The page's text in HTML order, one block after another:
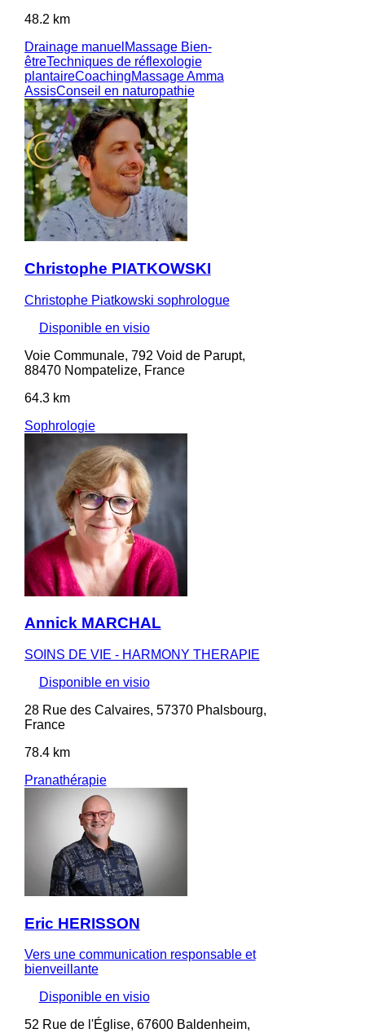
48.2 km
Drainage manuel Massage Bien-
êtreTechniques de réflexologie
plantaireCoachingMassage Amma
AssisConseil en naturopathie
Christophe PIATKOWSKI
Christophe Piatkowski sophrologue
Disponible en visio
Voie Communale, 792 Void de Parupt,
88470 Nompatelize, France
64.3 km
Sophrologie
Annick MARCHAL
SOINS DE VIE - HARMONY THERAPIE
Disponible en visio
28 Rue des Calvaires, 57370 Phalsbourg,
France
78.4 km
Pranathérapie
Eric HERISSON
Vers une communication responsable et
bienveillante
Disponible en visio
52 Rue de l'Église, 67600 Baldenheim,